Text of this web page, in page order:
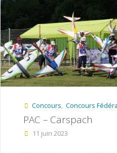
–
IWCT
St
Macaire
en
Mauges"
Concours, Concours
PAC – Carspach
11 juin 2023